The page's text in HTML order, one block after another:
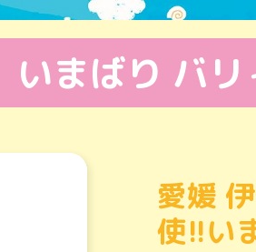
いまばり バ
愛媛
使!!い